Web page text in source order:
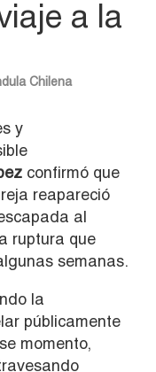
a la
Chilena
y
confirmó que
reapareció
al
ruptura que
semanas.
la
públicamente
momento,